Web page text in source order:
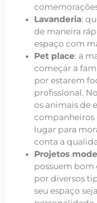
Lavanderia:
de maneira
espaço com
Pet place: a
começar a
por estarem
profissional.
os animais de
companheiros
lugar para
conta a
Projetos
possuem bom
por diversos
seu espaço